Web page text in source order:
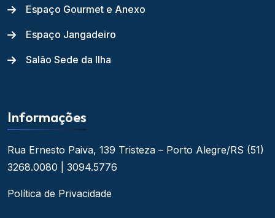
Espaço Gourmet e Anexo
Espaço Jangadeiro
Salão Sede da Ilha
Informações
Rua Ernesto Paiva, 139 Tristeza – Porto Alegre/RS (51)
3268.0080 | 3094.5776
Política de Privacidade